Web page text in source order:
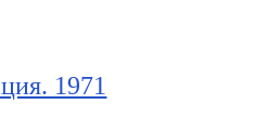
1971